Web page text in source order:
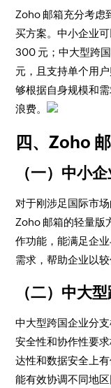
Zoho 邮箱充分考虑
买方案。中小企业
300 元；中大型跨
元，且支持单个用
够根据自身规模和
浪费。
四、Zoho
（一）中小
对于刚涉足国际市
Zoho 邮箱的轻量版
作功能，能满足企
需求，帮助企业以
（二）中大
中大型跨国企业分
安全性和协作性要
达性和数据安全上
能有效协调不同地